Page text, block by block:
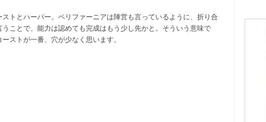
トとハーパー。ペリファーニアは陣営も言っているように、折り合
ことで、能力は認めても完成はもう少し先かと。そういう意味で
ストが一番、穴が少なく思います。